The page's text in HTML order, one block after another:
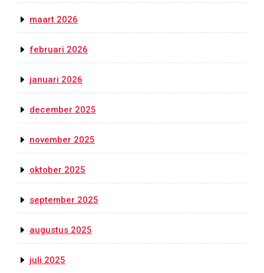
maart 2026
februari 2026
januari 2026
december 2025
november 2025
oktober 2025
september 2025
augustus 2025
juli 2025